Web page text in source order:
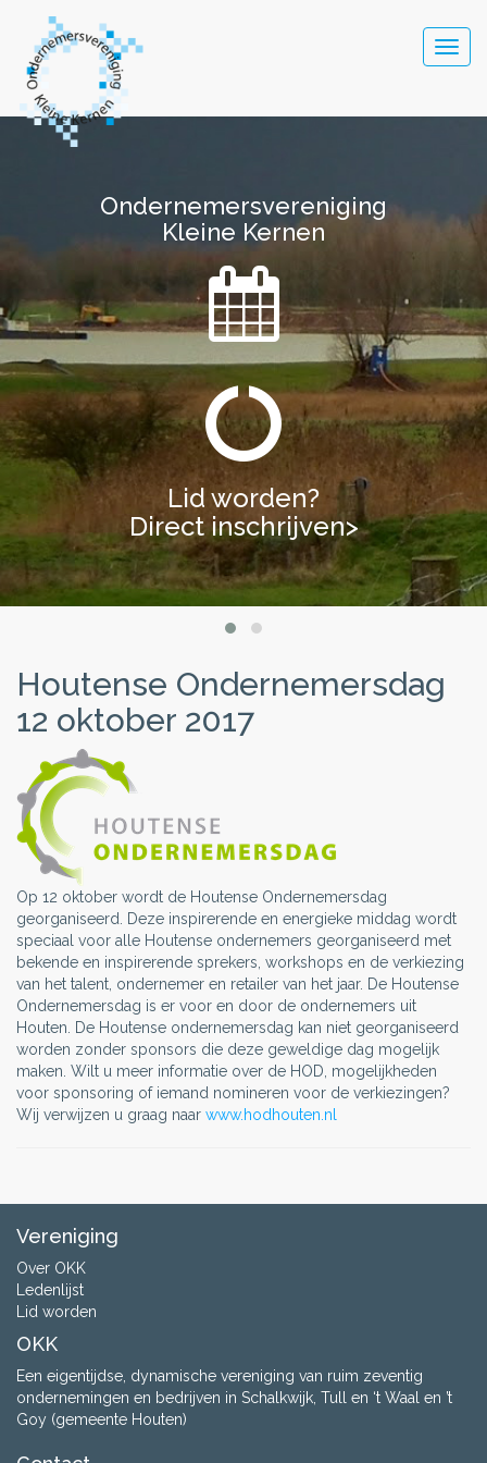
Ondernemersvereniging
Kleine Kernen
Lid worden?
Direct inschrijven>
Ondernemersvereniging
Kleine Kernen
Lid worden?
Direct inschrijven>
Houtense Ondernemersdag
12 oktober 2017
Op 12 oktober wordt de Houtense Ondernemersdag
georganiseerd. Deze inspirerende en energieke middag wordt
speciaal voor alle Houtense ondernemers georganiseerd met
bekende en inspirerende sprekers, workshops en de verkiezing
van het talent, ondernemer en retailer van het jaar. De Houtense
Ondernemersdag is er voor en door de ondernemers uit
Houten. De Houtense ondernemersdag kan niet georganiseerd
worden zonder sponsors die deze geweldige dag mogelijk
maken. Wilt u meer informatie over de HOD, mogelijkheden
voor sponsoring of iemand nomineren voor de verkiezingen?
Wij verwijzen u graag naar www.hodhouten.nl
Vereniging
Over OKK
Ledenlijst
Lid worden
OKK
Een eigentijdse, dynamische vereniging van ruim zeventig
ondernemingen en bedrijven in Schalkwijk, Tull en ‘t Waal en ’t
Goy (gemeente Houten)